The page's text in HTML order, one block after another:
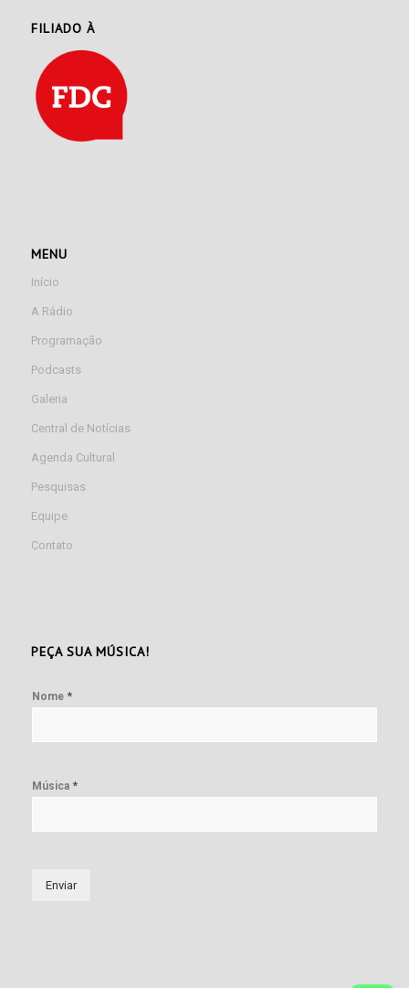
FILIADO À
MENU
Início
A Rádio
Programação
Podcasts
Galeria
Central de Notícias
Agenda Cultural
Pesquisas
Equipe
Contato
PEÇA SUA MÚSICA!
Nome *
Música *
Enviar